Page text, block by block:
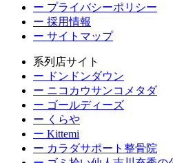
ー プライバシーポリシー
ー 採用情報
ー サイトマップ
系列店サイト
ー ドンドンダウン
ー ニコカウサンコメタダ
ー ゴールディーズ
ー くらや
ー Kittemi
ー カラダサポート整骨院